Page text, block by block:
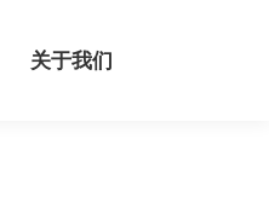
关于我们